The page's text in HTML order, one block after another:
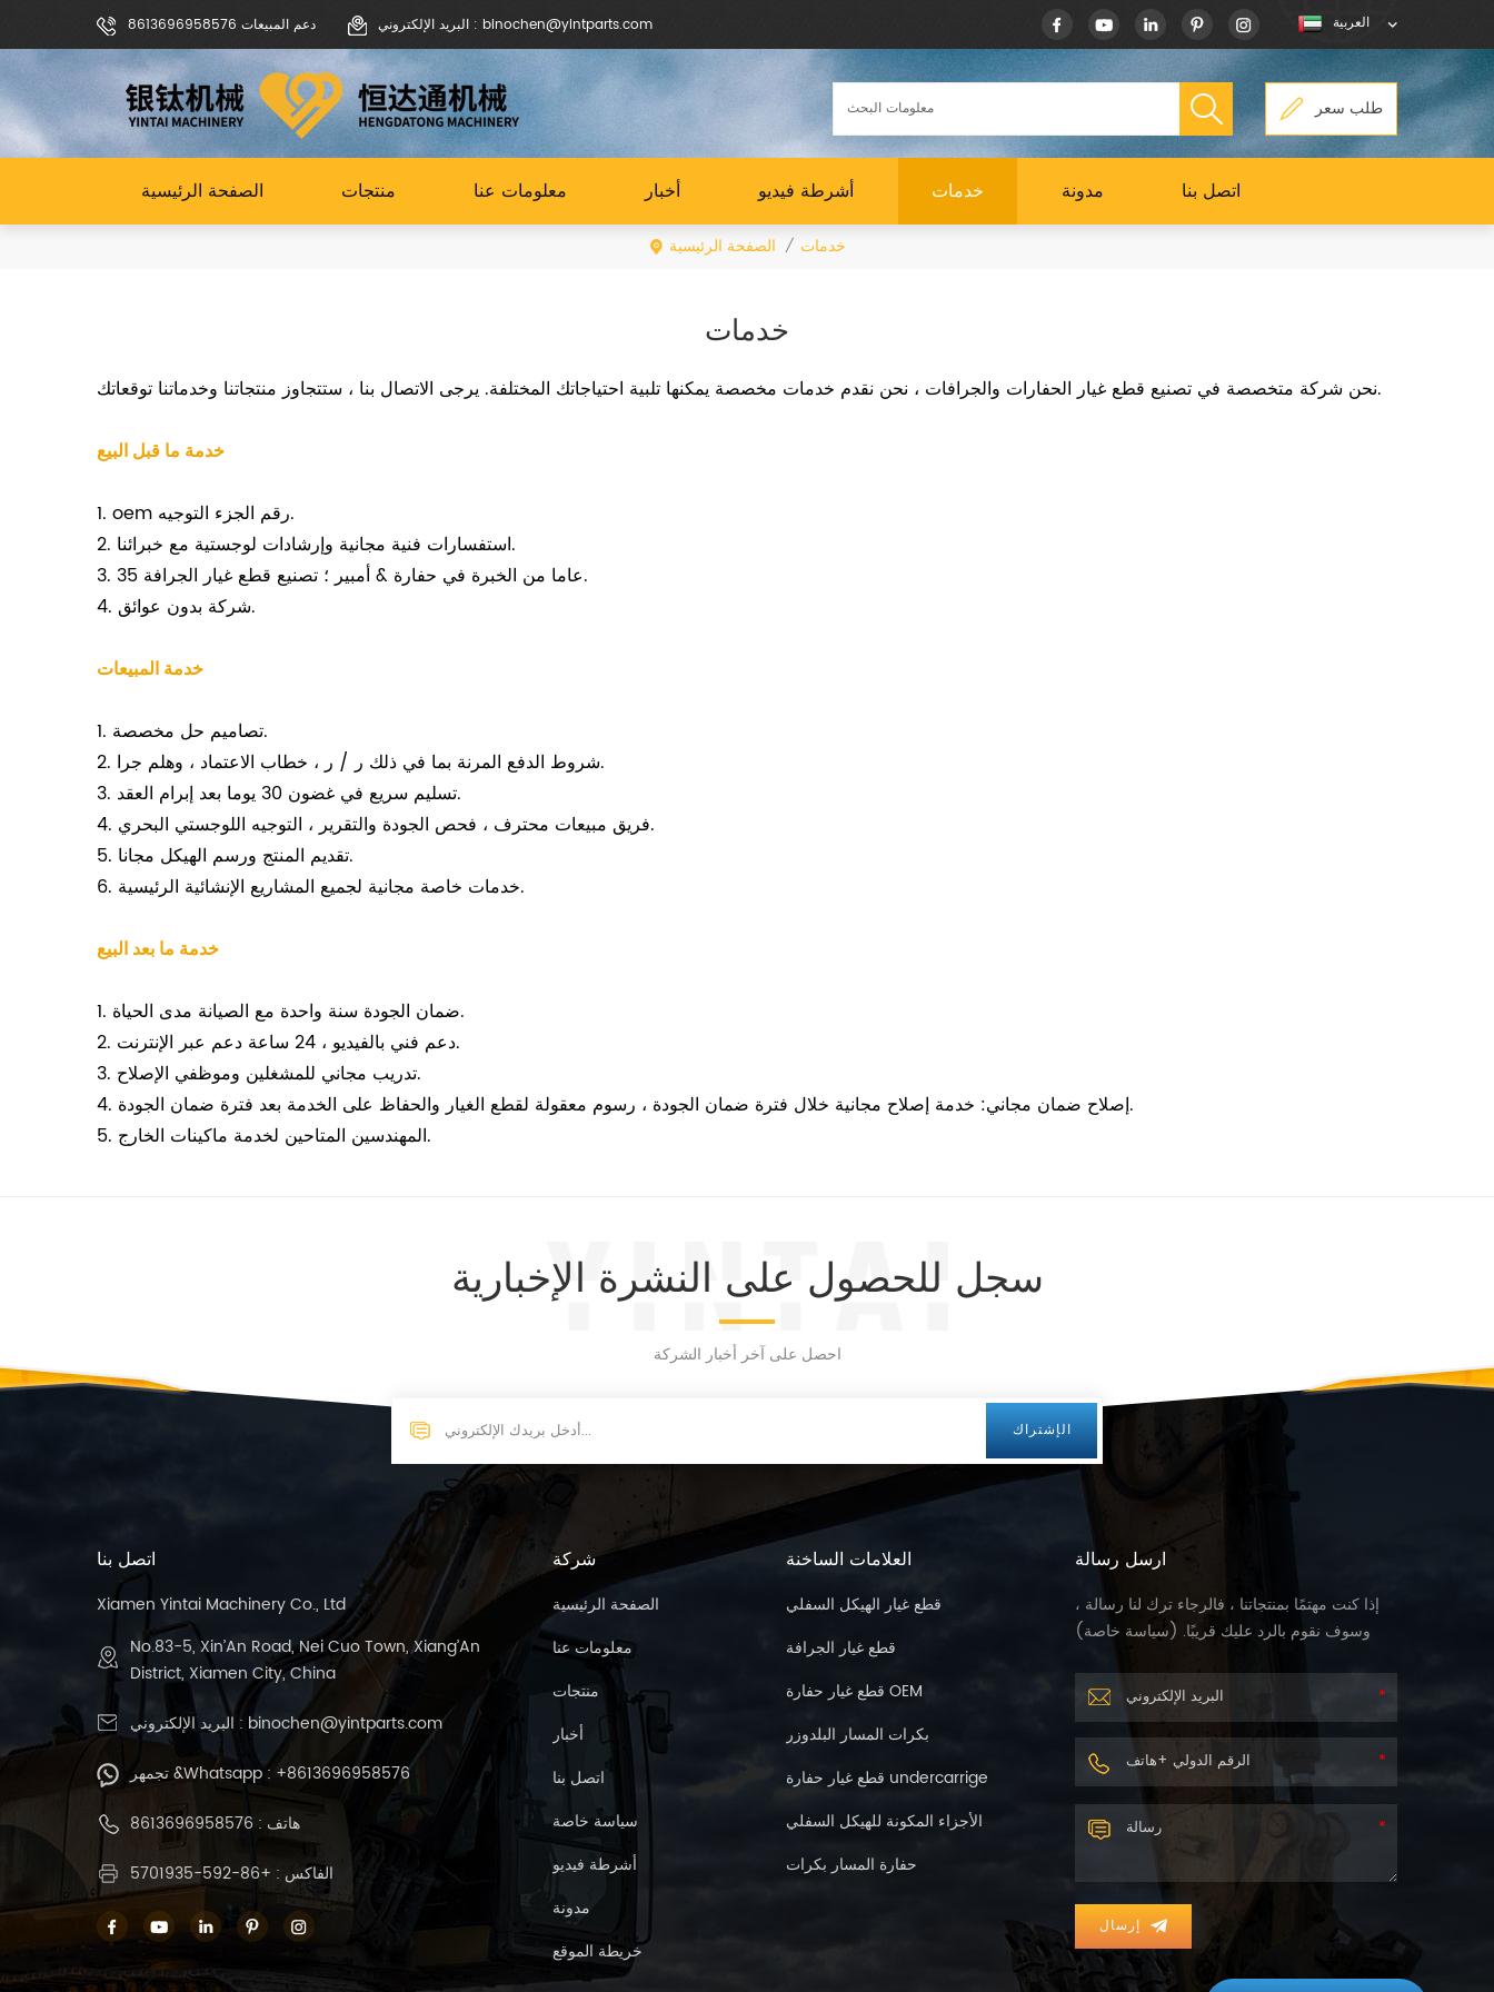
دعم المبيعات 8613696958576 البريد الإلكتروني : binochen@yintparts.com العربية
طلب سعر
الصفحة الرئيسية منتجات معلومات عنا أخبار أشرطة فيديو خدمات مدونة اتصل بنا
الصفحة الرئيسية / خدمات
خدمات
نحن شركة متخصصة في تصنيع قطع غيار الحفارات والجرافات ، نحن نقدم خدمات مخصصة يمكنها تلبية احتياجاتك المختلفة. يرجى الاتصال بنا ، ستتجاوز منتجاتنا وخدماتنا توقعاتك.
خدمة ما قبل البيع
1. oem رقم الجزء التوجيه.
2. استفسارات فنية مجانية وإرشادات لوجستية مع خبرائنا.
3. 35 عاما من الخبرة في حفارة & أمبير ؛ تصنيع قطع غيار الجرافة.
4. شركة بدون عوائق.
خدمة المبيعات
1. تصاميم حل مخصصة.
2. شروط الدفع المرنة بما في ذلك ر / ر ، خطاب الاعتماد ، وهلم جرا.
3. تسليم سريع في غضون 30 يوما بعد إبرام العقد.
4. فريق مبيعات محترف ، فحص الجودة والتقرير ، التوجيه اللوجستي البحري.
5. تقديم المنتج ورسم الهيكل مجانا.
6. خدمات خاصة مجانية لجميع المشاريع الإنشائية الرئيسية.
خدمة ما بعد البيع
1. ضمان الجودة سنة واحدة مع الصيانة مدى الحياة.
2. دعم فني بالفيديو ، 24 ساعة دعم عبر الإنترنت.
3. تدريب مجاني للمشغلين وموظفي الإصلاح.
4. إصلاح ضمان مجاني: خدمة إصلاح مجانية خلال فترة ضمان الجودة ، رسوم معقولة لقطع الغيار والحفاظ على الخدمة بعد فترة ضمان الجودة.
5. المهندسين المتاحين لخدمة ماكينات الخارج.
سجل للحصول على النشرة الإخبارية
احصل على آخر أخبار الشركة
اتصل بنا
Xiamen Yintai Machinery Co., Ltd
No.83-5, Xin’An Road, Nei Cuo Town, Xiang’An
District, Xiamen City, China
البريد الإلكتروني : binochen@yintparts.com
تجمهر &Whatsapp : +8613696958576
هاتف : 8613696958576
الفاكس : +86-592-5701935
شركة
الصفحة الرئيسية
معلومات عنا
منتجات
أخبار
اتصل بنا
سياسة خاصة
أشرطة فيديو
مدونة
خريطة الموقع
العلامات الساخنة
قطع غيار الهيكل السفلي
قطع غيار الجرافة
قطع غيار حفارة OEM
بكرات المسار البلدوزر
قطع غيار حفارة undercarrige
الأجزاء المكونة للهيكل السفلي
حفارة المسار بكرات
ارسل رسالة
إذا كنت مهتمًا بمنتجاتنا ، فالرجاء ترك لنا رسالة ،
وسوف نقوم بالرد عليك قريبًا. (سياسة خاصة)
إرسال